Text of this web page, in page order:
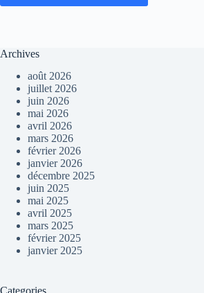
Archives
août 2026
juillet 2026
juin 2026
mai 2026
avril 2026
mars 2026
février 2026
janvier 2026
décembre 2025
juin 2025
mai 2025
avril 2025
mars 2025
février 2025
janvier 2025